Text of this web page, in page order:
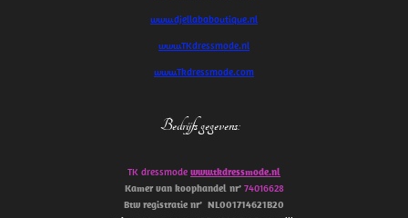
www.djellababoutique.nl
www.TKdressmode.nl
www.Tkdressmode.com
Bedrijfs gegevens:
TK dressmode www.tkdressmode.nl
Kamer van koophandel nr’ 74016628
Btw registratie nr’ NL001714621B20